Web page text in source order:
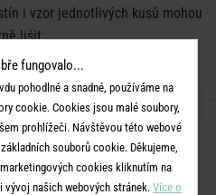
i vzor jednotlivých kusů mohou
lišit.
S PŘÁTELI
fungovalo...
pohodlné a snadné, používáme na
cookie. Cookies jsou malé soubory,
prohlížeči. Návštěvou této webové
souborů cookie. Děkujeme,
cookies kliknutím na
našich webových stránek. Více o